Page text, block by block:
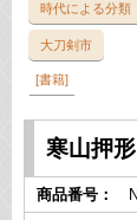
時代による分類
大刀剣市
書籍
寒山押形
商品番号：